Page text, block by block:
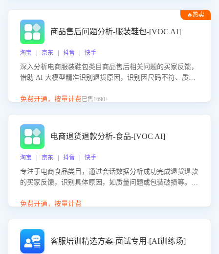
🔥热卖
商品售后问题分析-服装鞋包-[VOC AI]
淘宝 | 京东 | 抖音 | 快手
深入分析电商服装鞋包类目商品售后相关问题的买家反馈，
借助 AI 大模型精准识别退货原因，识别因尺码不符、质量
议，助力商家优化产品或服务，实现销售额的显著提升。
免费开通，按量计费已售1690+
电商退货退款分析-食品-[VOC AI]
淘宝 | 京东 | 抖音 | 快手
专注于电商食品类目，通过会话数据分析成功完成退货退款
的买家反馈，识别具体原因，如质量问题或包装破损等。结
商家降低退款率，提升售后效率。
免费开通，按量计费
客服培训精选方案-面试专用-[AI训练场]